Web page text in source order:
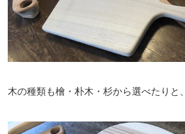
木の種類も檜・朴木・杉から選べたりと、